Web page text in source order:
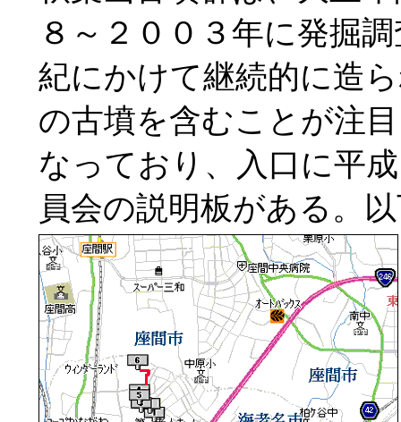
８～２００３年に発掘
紀にかけて継続的に造
の古墳を含むことが注
なっており、入口に平
員会の説明板がある。